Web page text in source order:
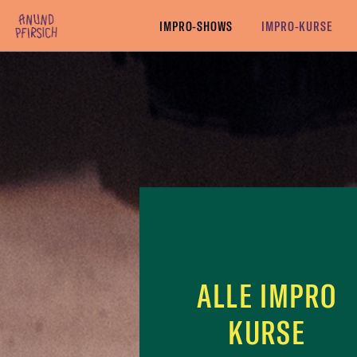
Zum Inhalt springen
IMPRO-SHOWS IMPRO-KURSE
ALLE IMPRO KURSE IMPRO BASIC-KURSE
ALLE IMPRO
KURSE